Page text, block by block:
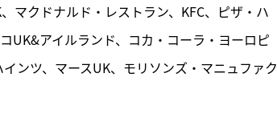
マクドナルド・レストラン、KFC、ピザ・ハ
UK&アイルランド、コカ・コーラ・ヨーロピ
ンツ、マースUK、モリソンズ・マニュファク